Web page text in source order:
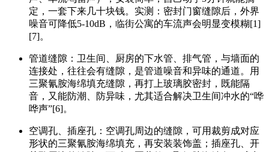
定，一套下来几十块钱。实测：密封门窗缝隙后，外界
噪音可降低5-10dB，临街公寓的车流声会明显变模糊[1]
[7]。
管道缝隙：卫生间、厨房的下水管、排气管，与墙面的
连接处，往往会有缝隙，是管道噪音和异味的通道。用
三聚氰胺海绵填充缝隙，再打上玻璃胶密封，既能隔
音，又能防潮、防异味，尤其适合解决卫生间冲水的“哗
哗声”[6]。
空调孔、插座孔：空调孔周边的缝隙，可用裁剪成对应
形状的三聚氰胺海绵填充，再安装装饰盖；插座孔、开